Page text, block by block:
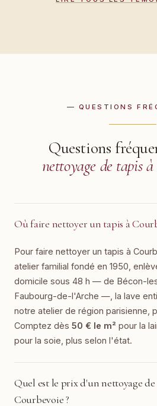
— QUESTIONS
Questions
nettoyage de tapis
Où faire nettoyer un tapis à
Pour faire nettoyer un tapis à
atelier familial fondé en 1950,
domicile sous 48 h — de Bécon-
Faubourg-de-l'Arche —, la lave
notre atelier de région parisienne,
Comptez dès 50 € le m² pour la
pour la soie, plus selon l'état.
Quel est le prix d'un nettoyage de
Courbevoie ?